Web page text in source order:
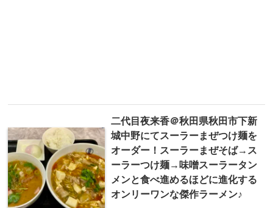
二代目夜来香＠秋田県秋田市下新
城中野にてスーラーまぜつけ麺を
オーダー！スーラーまぜそば→ス
ーラーつけ麺→味噌スーラータン
メンと食べ進めるほどに進化する
オンリーワンな傑作ラーメン♪